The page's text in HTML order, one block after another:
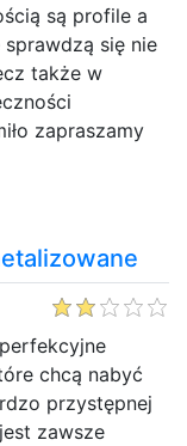
są profile a
się nie
także w
zapraszamy
chcą nabyć
przystępnej
zawsze